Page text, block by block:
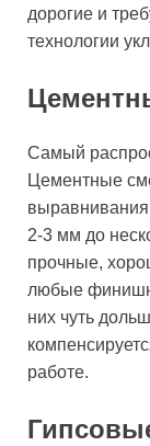
дорогие и
технологии
Самый
Цементные
выравнивания
2-3 мм до
прочные,
любые
них чуть
работе.